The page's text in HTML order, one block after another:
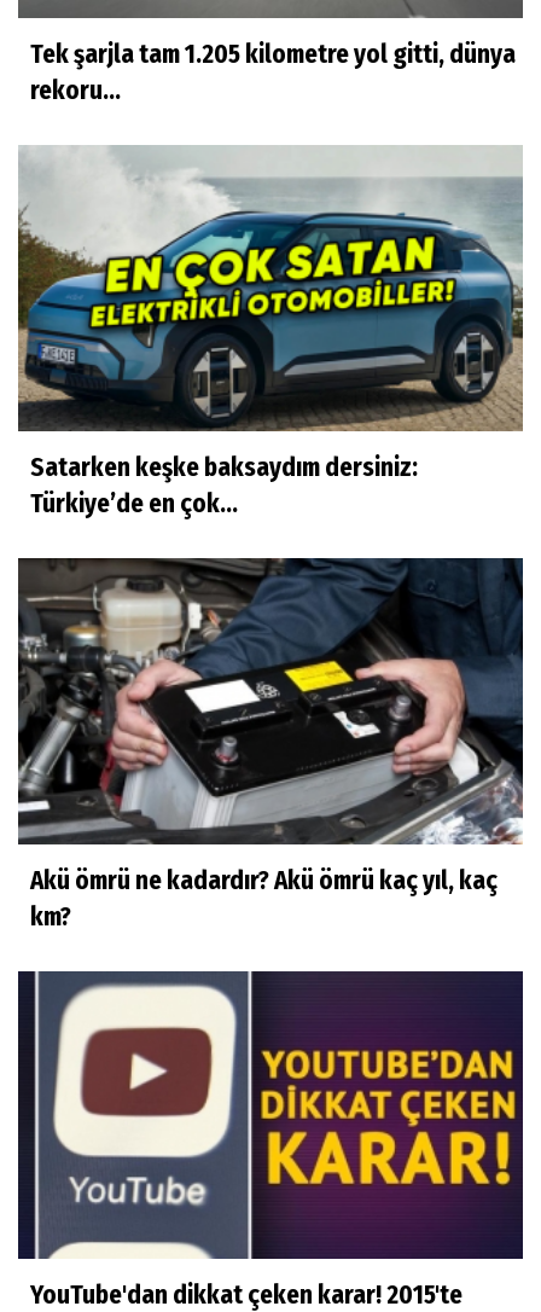
Tek şarjla tam 1.205 kilometre yol gitti, dünya
rekoru...
Satarken keşke baksaydım dersiniz:
Türkiye’de en çok...
Akü ömrü ne kadardır? Akü ömrü kaç yıl, kaç
km?
YouTube'dan dikkat çeken karar! 2015'te